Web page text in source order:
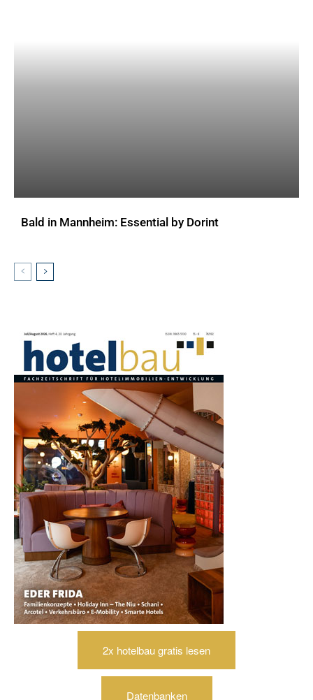
Bald in Mannheim: Essential by Dorint
2x hotelbau gratis lesen
Datenbanken